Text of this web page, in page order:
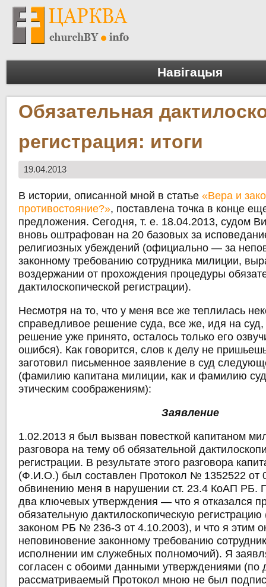
Навігацыя
Обязательная
регистрация: итоги
19.04.2013
В истории, описанной мной в статье«Вера и
противостояние?», поставлена точка в конце
предложения. Сегодня, т. е. 18.04.2013, судом
вновь оштрафован на 20 базовых за
религиозных убеждений (официально — за
законному требованию сотрудника милиции,
воздержании от прохождения процедуры
дактилоскопической регистрации).
Несмотря на то, что у меня все же теплилась
справедливое решение суда, все же, идя на
решение уже принято, осталось только его
ошибся). Как говорится, слов к делу не
заготовил письменное заявление в суд
(фамилию капитана милиции, как и фамилию
этическим соображениям):
Заявление
1.02.2013 я был вызван повесткой капитаном
разговора на тему об обязательной
регистрации. В результате этого разговора
(Ф.И.О.) был составлен Протокол № 1352522 от
обвинению меня в нарушении ст. 23.4 КоАП РБ.
два ключевых утверждения — что я отказался
обязательную дактилоскопическую регистрацию
законом РБ № 236-З от 4.10.2003), и что я этим
неповиновение законному требованию
исполнении им служебных полномочий). Я
согласен с обоими данными утверждениями (по
рассматриваемый Протокол мною не был